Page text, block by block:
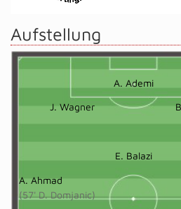
Aufstellung
A. Ademi
J. Wagner
E. Balazi
A. Ahmad
(57' D. Domjanic)